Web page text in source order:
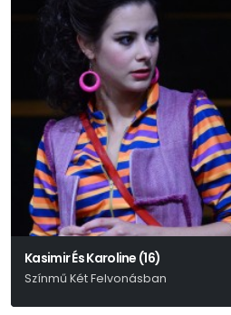
Kasimir És Karoline (16)
Színmű Két Felvonásban